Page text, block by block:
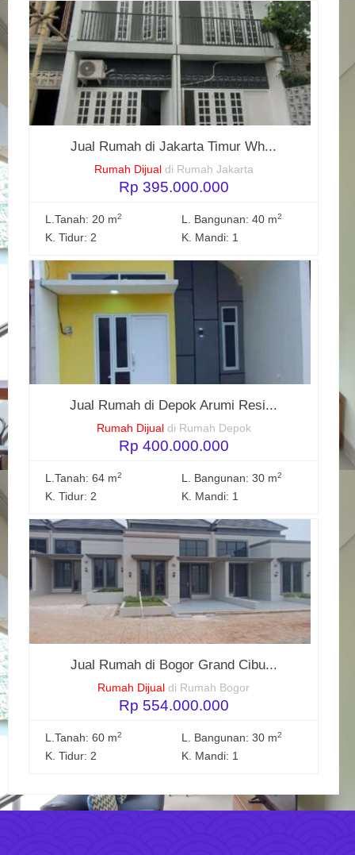
Jual Rumah di Jakarta Timur Wh...
Rumah Dijual di Rumah Jakarta
Rp 395.000.000
L.Tanah: 20 m2 L. Bangunan: 40 m2
K. Tidur: 2 K. Mandi: 1
Jual Rumah di Depok Arumi Resi...
Rumah Dijual di Rumah Depok
Rp 400.000.000
L.Tanah: 64 m2 L. Bangunan: 30 m2
K. Tidur: 2 K. Mandi: 1
Jual Rumah di Bogor Grand Cibu...
Rumah Dijual di Rumah Bogor
Rp 554.000.000
L.Tanah: 60 m2 L. Bangunan: 30 m2
K. Tidur: 2 K. Mandi: 1